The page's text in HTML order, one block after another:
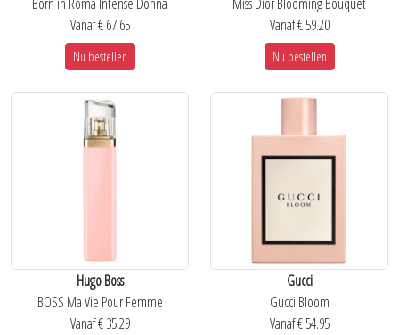
Vanaf € 67.65
Nu bestellen
Vanaf € 59.20
Nu bestellen
Hugo Boss
BOSS Ma Vie Pour Femme
Vanaf € 35.29
Gucci
Gucci Bloom
Vanaf € 54.95